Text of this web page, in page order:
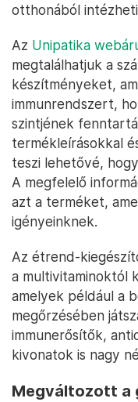
otthonából
Az Unipatika
megtalálhatjuk a
készítményeket,
immunrendszert,
szintjének
termékleírásokkal
teszi lehetővé,
A megfelelő
azt a terméket,
igényeinknek.
Az étrend-
a multivitaminoktól
amelyek például a
megőrzésében
immunerősítők,
kivonatok is nagy
Megváltozott a